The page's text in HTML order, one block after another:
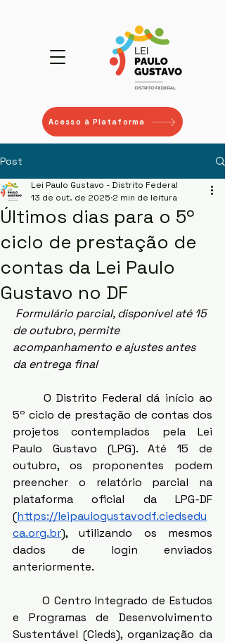
Acesso à Plataforma
Post
Últimos dias para o 5º
ciclo de prestação de
contas da Lei Paulo
Gustavo no DF
Lei Paulo Gustavo - Distrito Federal
13 de out. de 2025 2 min de leitura
Formulário parcial, disponível até 15
de outubro, permite
acompanhamento e ajustes antes
da entrega final
5º ciclo de prestação de contas dos
projetos contemplados pela Lei
Paulo Gustavo (LPG). Até 15 de
outubro, os proponentes podem
preencher o relatório parcial na
plataforma oficial da LPG-DF
(https://leipaulogustavodf.ciedsedu
ca.org.br), utilizando os mesmos
dados de login enviados
anteriormente.
e Programas de Desenvolvimento
Sustentável (Cieds), organização da